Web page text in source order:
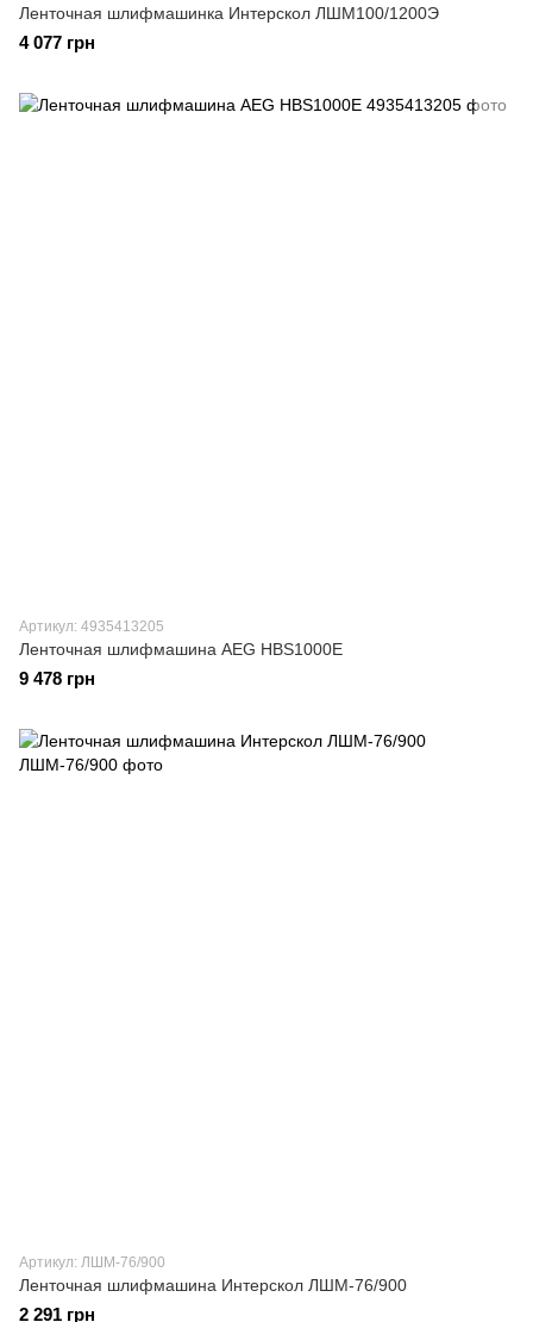
Ленточная шлифмашинка Интерскол ЛШМ100/1200Э
4 077 грн
Артикул: 4935413205
Ленточная шлифмашина AEG HBS1000E
9 478 грн
Артикул: ЛШМ-76/900
Ленточная шлифмашина Интерскол ЛШМ-76/900
2 291 грн